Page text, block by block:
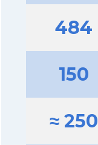
484
150
≈ 250